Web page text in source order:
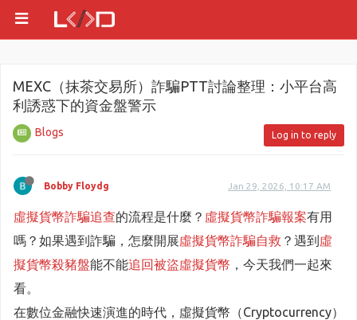
MEXC（抹茶交易所）詐騙PTT討論整理：小平台高
利誘惑下的資金盤警示
Blogs Log in to reply
Bobby Floydg Jan 29, 2026, 10:17 AM
虛擬貨幣詐騙追查的流程是什麼？ 虛擬貨幣詐騙報案有用
嗎？如果遇到詐騙，怎麼開展虛擬貨幣詐騙自救 ？遇到虛
擬貨幣殺豬盤能不能追回被盜虛擬貨幣 ，今天我們一起來
看。
在數位金融快速演進的時代，虛擬貨幣（Cryptocurrency）